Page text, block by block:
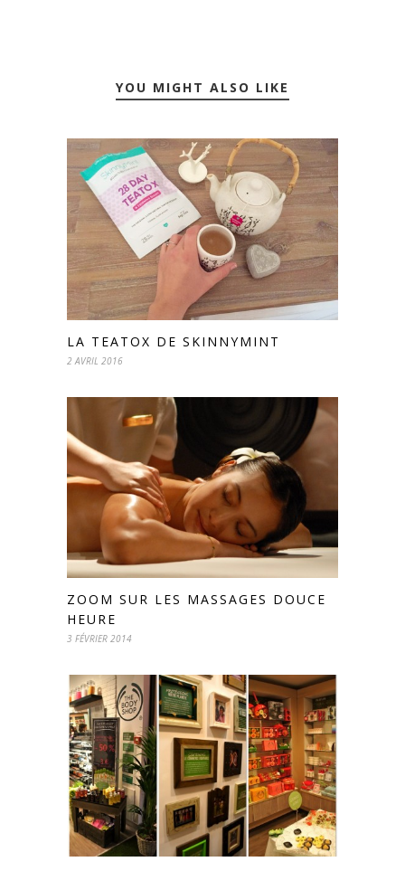
YOU MIGHT ALSO LIKE
LA TEATOX DE SKINNYMINT
2 AVRIL 2016
ZOOM SUR LES MASSAGES DOUCE
HEURE
3 FÉVRIER 2014